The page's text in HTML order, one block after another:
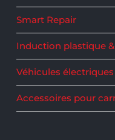
Smart Repair
Induction plastique
Véhicules électriques
Accessoires pour